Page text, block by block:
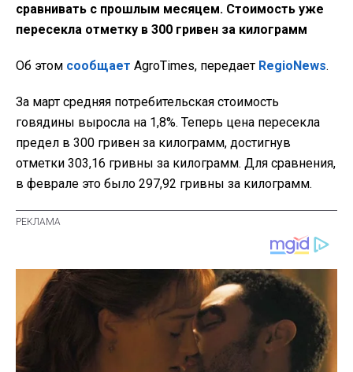
сравнивать с прошлым месяцем. Стоимость уже
пересекла отметку в 300 гривен за килограмм
Об этом сообщает AgroTimes, передает RegioNews.
За март средняя потребительская стоимость
говядины выросла на 1,8%. Теперь цена пересекла
предел в 300 гривен за килограмм, достигнув
отметки 303,16 гривны за килограмм. Для сравнения,
в феврале это было 297,92 гривны за килограмм.